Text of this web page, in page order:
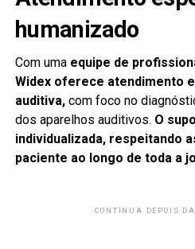
humanizado
Com uma equipe de
Widex oferece atendimento
auditiva,com foco no
dos aparelhos auditivos. O
individualizada, respeitando
paciente ao longo de toda a
CONTINUA DEPOIS